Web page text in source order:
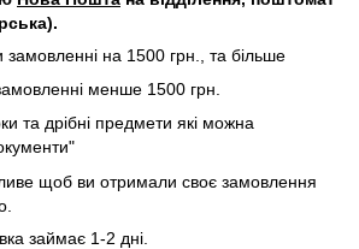
замовленні на 1500 грн., та більше
менше 1500 грн.
та дрібні предмети які можна
щоб ви отримали своє замовлення
займає 1-2 дні.